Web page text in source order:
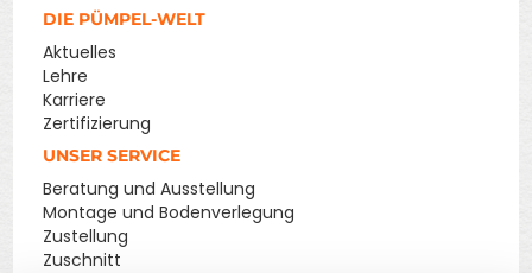
DIE PÜMPEL-WELT
Aktuelles
Lehre
Karriere
Zertifizierung
UNSER SERVICE
Beratung und Ausstellung
Montage und Bodenverlegung
Zustellung
Zuschnitt